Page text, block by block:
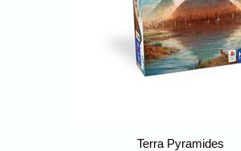
Terra Pyramides